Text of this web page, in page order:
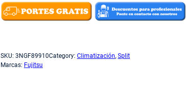
p
r
p
SKU: 3NGF89910Category: Climatización, Split
Marcas: Fujitsu